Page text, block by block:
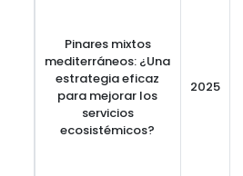
Pinares mixtos
mediterráneos: ¿Una
estrategia eficaz
para mejorar los
servicios
ecosistémicos?
2025